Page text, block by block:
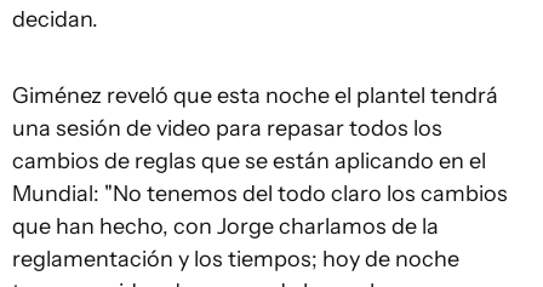
decidan.
Giménez reveló que esta noche el plantel tendrá
una sesión de video para repasar todos los
cambios de reglas que se están aplicando en el
Mundial: "No tenemos del todo claro los cambios
que han hecho, con Jorge charlamos de la
reglamentación y los tiempos; hoy de noche